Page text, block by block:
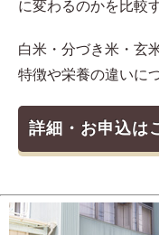
に変わるのかを比較
白米・分づき米・玄
特徴や栄養の違いに
詳細・お申込は